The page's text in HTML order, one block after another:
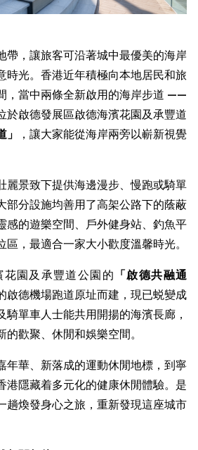
帶，讓旅客可沿著城中最優美的海岸
時光。香港近年積極向本地居民和旅
，當中兩條全新啟用的海岸步道 ——
於啟德發展區啟德海濱花園及承豐道
」
，讓大家能從海岸兩旁以嶄新視覺
麗景致下提供海邊漫步、慢跑或騎單
部分設施均善用了高架公路下的蔭蔽
感的遊樂空間、戶外健身站、釣魚平
，最適合一家大小歡度溫馨時光。
園及承豐道公園的 「啟德共融通
啟德機場跑道原址而建，現已蜕變成
騎單車人士能共用開揚的海濱長廊，
歡聚、休閒和娛樂空間。
年華、新落成的運動休閒地標，到寧
港隱藏着多元化的健康休閒體驗。是
趟煥發身心之旅，重新發現這座城市